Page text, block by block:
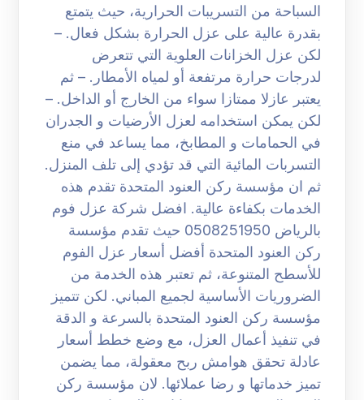
السباحة من التسريبات الحرارية، حيث يتمتع
بقدرة عالية على عزل الحرارة بشكل فعال. –
لكن عزل الخزانات العلوية التي تتعرض
لدرجات حرارة مرتفعة أو لمياه الأمطار. – ثم
يعتبر عازلا ممتازا سواء من الخارج أو الداخل. –
لكن يمكن استخدامه لعزل الأرضيات و الجدران
في الحمامات و المطابخ، مما يساعد في منع
التسربات المائية التي قد تؤدي إلى تلف المنزل.
ثم ان مؤسسة ركن العنود المتحدة تقدم هذه
الخدمات بكفاءة عالية. افضل شركة عزل فوم
بالرياض 0508251950 حيث تقدم مؤسسة
ركن العنود المتحدة أفضل أسعار عزل الفوم
للأسطح المتنوعة، ثم تعتبر هذه الخدمة من
الضروريات الأساسية لجميع المباني. لكن تتميز
مؤسسة ركن العنود المتحدة بالسرعة و الدقة
في تنفيذ أعمال العزل، مع وضع خطط أسعار
عادلة تحقق هوامش ربح معقولة، مما يضمن
تميز خدماتها و رضا عملائها. لان مؤسسة ركن